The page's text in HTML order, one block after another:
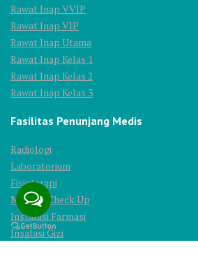
Rawat Inap VVIP
Rawat Inap VIP
Rawat Inap Utama
Rawat Inap Kelas 1
Rawat Inap Kelas 2
Rawat Inap Kelas 3
Fasilitas Penunjang Medis
Radiologi
Laboratorium
Fisioterapi
Medical Check Up
Instalasi Farmasi
Insalasi Gizi